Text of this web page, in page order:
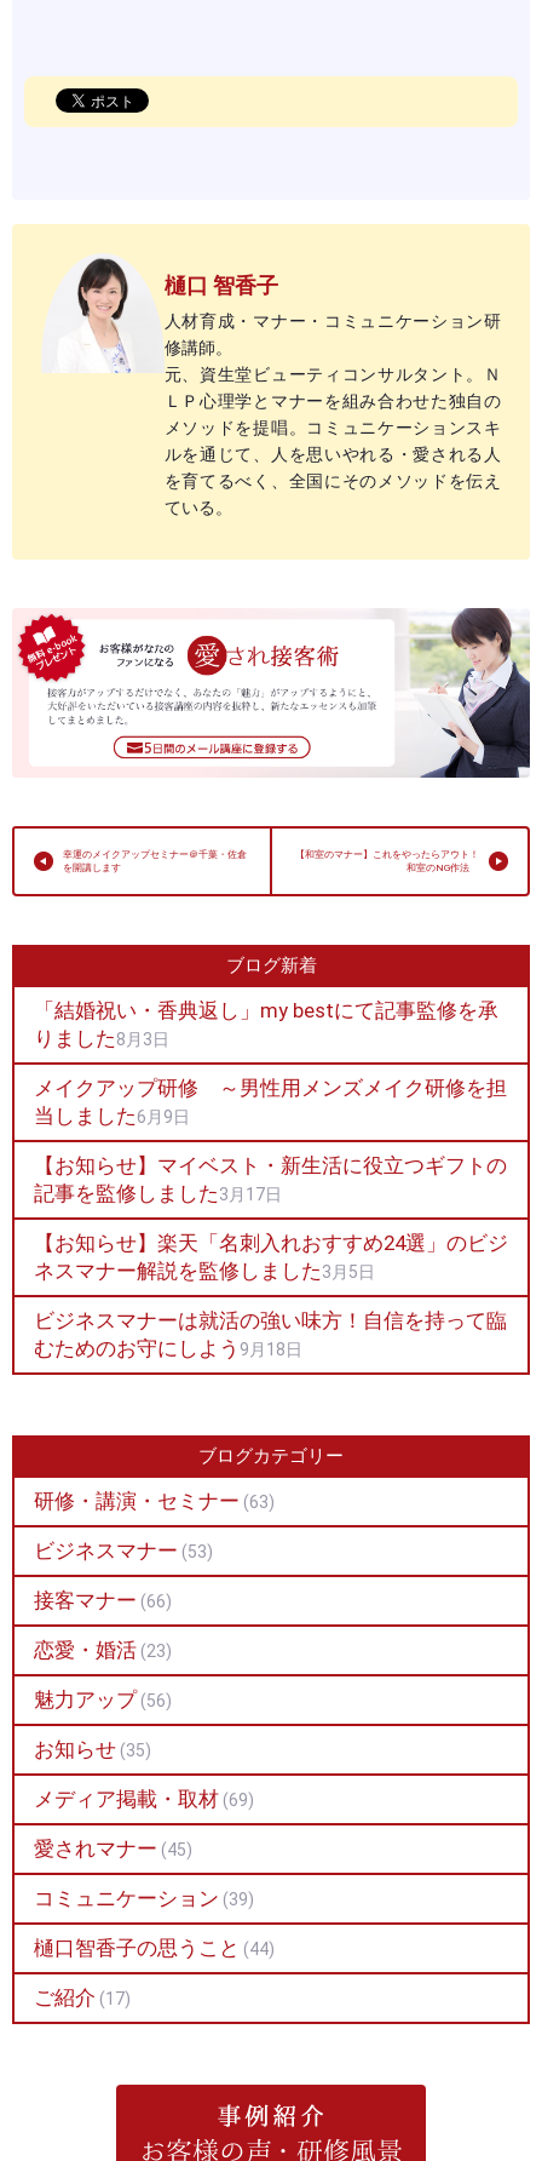
樋口 智香子
人材育成・マナー・コミュニケーション研
修講師。
元、資生堂ビューティコンサルタント。Ｎ
ＬＰ心理学とマナーを組み合わせた独自の
メソッドを提唱。コミュニケーションスキ
ルを通じて、人を思いやれる・愛される人
を育てるべく、全国にそのメソッドを伝え
ている。
幸運のメイクアップセミナー＠千葉・佐倉
を開講します
【和室のマナー】これをやったらアウト！
和室のNG作法
ブログ新着
「結婚祝い・香典返し」my bestにて記事監修を承
りました8月3日
メイクアップ研修 ～男性用メンズメイク研修を担
当しました6月9日
【お知らせ】マイベスト・新生活に役立つギフトの
記事を監修しました3月17日
【お知らせ】楽天「名刺入れおすすめ24選」のビジ
ネスマナー解説を監修しました3月5日
ビジネスマナーは就活の強い味方！自信を持って臨
むためのお守にしよう 9月18日
ブログカテゴリー
研修・講演・セミナー (63)
ビジネスマナー (53)
接客マナー (66)
恋愛・婚活 (23)
魅力アップ (56)
お知らせ (35)
メディア掲載・取材 (69)
愛されマナー (45)
コミュニケーション (39)
樋口智香子の思うこと (44)
ご紹介 (17)